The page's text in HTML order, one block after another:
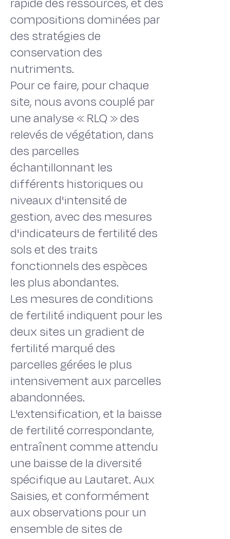
compositions dominées par
des stratégies de
conservation des
nutriments.
Pour ce faire, pour chaque
site, nous avons couplé par
une analyse « RLQ » des
relevés de végétation, dans
des parcelles
échantillonnant les
différents historiques ou
niveaux d'intensité de
gestion, avec des mesures
d'indicateurs de fertilité des
sols et des traits
fonctionnels des espèces
les plus abondantes.
Les mesures de conditions
de fertilité indiquent pour les
deux sites un gradient de
fertilité marqué des
parcelles gérées le plus
intensivement aux parcelles
abandonnées.
L'extensification, et la baisse
de fertilité correspondante,
entraînent comme attendu
une baisse de la diversité
spécifique au Lautaret. Aux
Saisies, et conformément
aux observations pour un
ensemble de sites de